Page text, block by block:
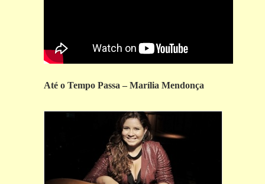
Até o Tempo Passa – Marília Mendonça